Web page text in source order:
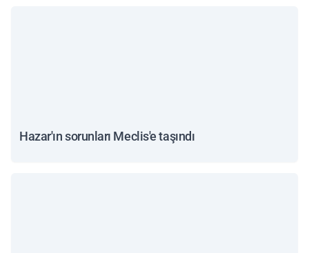
Hazar'ın sorunları Meclis'e taşındı